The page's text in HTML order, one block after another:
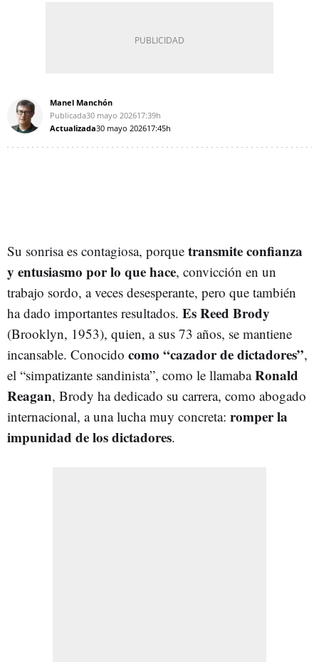
Manel Manchón
Publicada30 mayo 202617:39h
Actualizada30 mayo 202617:45h
Su sonrisa es contagiosa, porque transmite confianza
y entusiasmo por lo que hace, convicción en un
trabajo sordo, a veces desesperante, pero que también
ha dado importantes resultados. Es Reed Brody
(Brooklyn, 1953), quien, a sus 73 años, se mantiene
incansable. Conocido como “cazador de dictadores”,
el “simpatizante sandinista”, como le llamabaRonald
Reagan, Brody ha dedicado su carrera, como abogado
internacional, a una lucha muy concreta: romper la
impunidad de los dictadores.